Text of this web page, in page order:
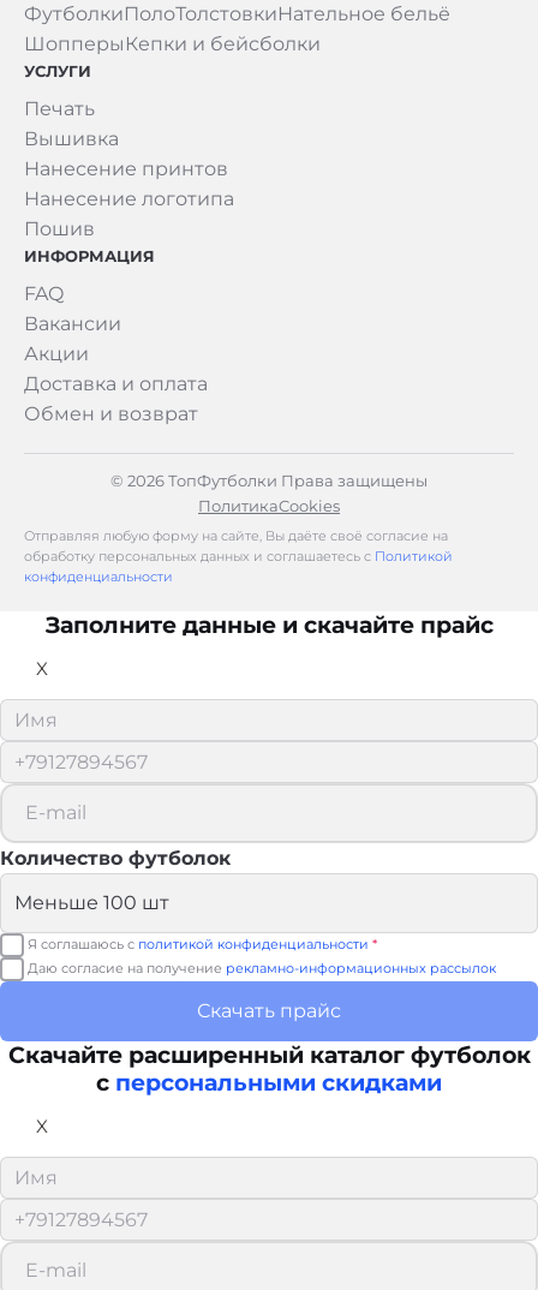
ФутболкиПолоТолстовкиНательное бельё
Шопперы Кепки и бейсболки
УСЛУГИ
Печать
Вышивка
Нанесение принтов
Нанесение логотипа
Пошив
ИНФОРМАЦИЯ
FAQ
Вакансии
Акции
Доставка и оплата
Обмен и возврат
© 2026 ТопФутболки Права защищены
ПолитикаCookies
Отправляя любую форму на сайте, Вы даёте своё согласие на
обработку персональных данных и соглашаетесь с Политикой
конфиденциальности
Заполните данные и скачайте прайс
X
Количество футболок
Я соглашаюсь с политикой конфиденциальности *
Даю согласие на получение рекламно-информационных рассылок
Скачать прайс
Скачайте расширенный каталог футболок
с персональными скидками
X